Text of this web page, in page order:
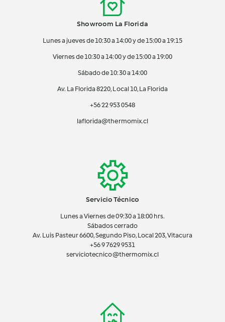
Showroom La Florida
Lunes a jueves de 10:30 a 14:00 y de 15:00 a 19:15
Viernes de 10:30 a 14:00 y de 15:00 a 19:00
Sábado de 10:30 a 14:00
Av. La Florida 8220, Local 10, La Florida
+56 22 953 0548
laflorida@thermomix.cl
Servicio Técnico
Lunes a Viernes de 09:30 a 18:00 hrs.
Sábados cerrado
Av. Luis Pasteur 6600, Segundo Piso, Local 203, Vitacura
+56 9 7629 9531
serviciotecnico@thermomix.cl